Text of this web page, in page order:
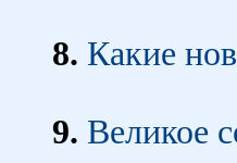
8. Какие
9. Великое